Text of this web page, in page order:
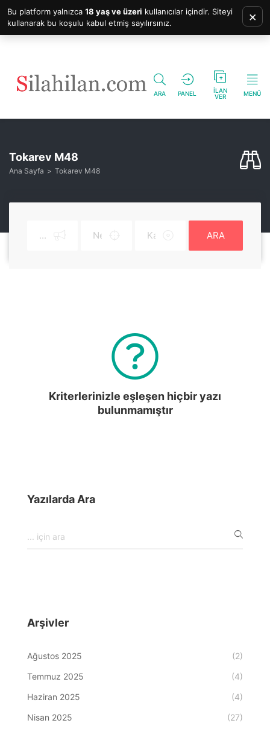
ARA PANEL
İLAN
VER
MENÜ
Tokarev M48
Ana Sayfa Tokarev M48
ARA
Kriterlerinizle eşleşen hiçbir yazı
bulunmamıştır
Yazılarda Ara
Arşivler
Ağustos 2025
(2)
Temmuz 2025
(4)
Haziran 2025
(4)
Nisan 2025
(27)
Bu platform yalnızca 18 yaş ve üzeri kullanıcılar içindir. Siteyi
kullanarak bu koşulu kabul etmiş sayılırsınız.
×